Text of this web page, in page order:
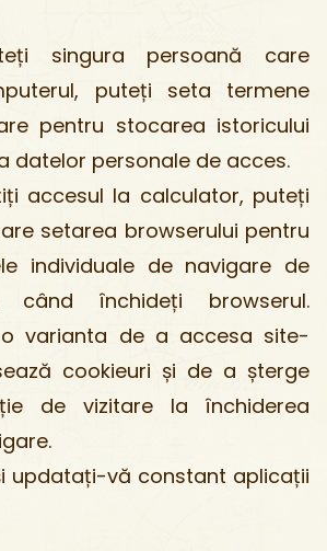
singura persoană care
puteți seta termene
pentru stocarea istoricului
datelor personale de acces.
accesul la calculator, puteți
setarea browserului pentru
individuale de navigare de
închideți browserul.
varianta de a accesa site-
cookieuri și de a șterge
de vizitare la închiderea
updatați-vă constant aplicații